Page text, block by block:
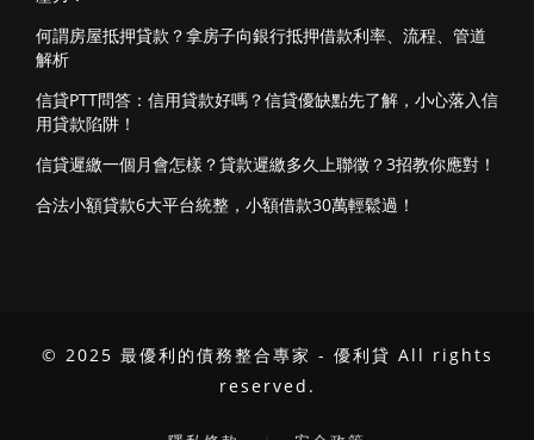
何謂房屋抵押貸款？拿房子向銀行抵押借款利率、流程、管道
解析
信貸PTT問答：信用貸款好嗎？信貸優缺點先了解，小心落入信
用貸款陷阱！
信貸遲繳一個月會怎樣？貸款遲繳多久上聯徵？3招教你應對！
合法小額貸款6大平台統整，小額借款30萬輕鬆過！
© 2025 最優利的債務整合專家 - 優利貸 All rights
reserved.